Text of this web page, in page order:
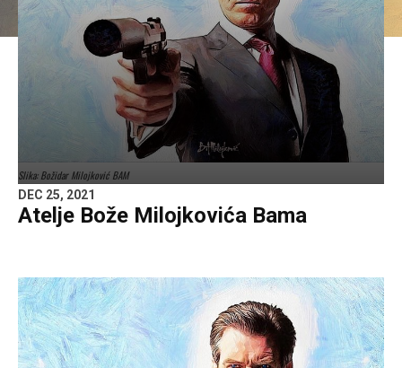
Slika: Božidar Milojković BAM
DEC 25, 2021
Atelje Bože Milojkovića Bama